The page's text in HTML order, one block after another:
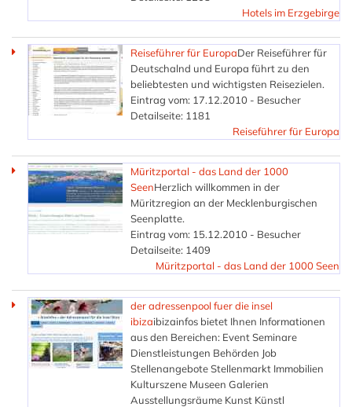
Hotels im Erzgebirge
Reiseführer für EuropaDer Reiseführer für
Deutschalnd und Europa führt zu den
beliebtesten und wichtigsten Reisezielen.
Eintrag vom: 17.12.2010 - Besucher
Detailseite: 1181
Reiseführer für Europa
Müritzportal - das Land der 1000
SeenHerzlich willkommen in der
Müritzregion an der Mecklenburgischen
Seenplatte.
Eintrag vom: 15.12.2010 - Besucher
Detailseite: 1409
Müritzportal - das Land der 1000 Seen
der adressenpool fuer die insel
ibizaibizainfos bietet Ihnen Informationen
aus den Bereichen: Event Seminare
Dienstleistungen Behörden Job
Stellenangebote Stellenmarkt Immobilien
Kulturszene Museen Galerien
Ausstellungsräume Kunst Künstl